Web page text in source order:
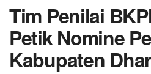
Tim Penilai
Petik Nomine
Kabupaten